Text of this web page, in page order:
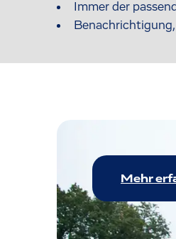
Immer der
Mehr